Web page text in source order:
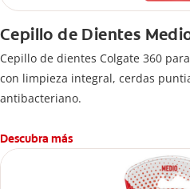
Cepillo de Dientes
Cepillo de dientes Colgate 360
con limpieza integral, cerdas
antibacteriano.
Descubra más